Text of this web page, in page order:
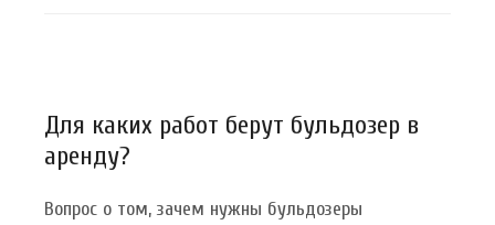
Для каких работ берут бульдозер в
аренду?
Вопрос о том, зачем нужны бульдозеры